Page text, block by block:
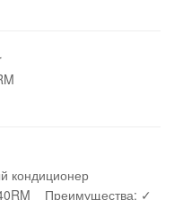
кондиционер
Преимущества: ✓